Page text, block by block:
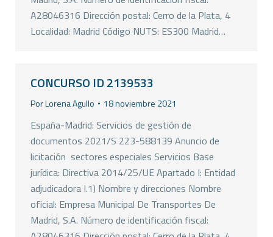
A28046316 Dirección postal: Cerro de la Plata, 4
Localidad: Madrid Código NUTS: ES300 Madrid…
CONCURSO ID 2139533
PorLorena Agullo 18 noviembre 2021
España-Madrid: Servicios de gestión de
documentos 2021/S 223-588139 Anuncio de
licitación  sectores especiales Servicios Base
jurídica: Directiva 2014/25/UE Apartado I: Entidad
adjudicadora I.1) Nombre y direcciones Nombre
oficial: Empresa Municipal De Transportes De
Madrid, S.A. Número de identificación fiscal: